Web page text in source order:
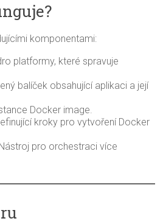
komponentami:
platformy, které spravuje
balíček obsahující aplikaci a její
Docker image.
kroky pro vytvoření Docker
pro orchestraci více